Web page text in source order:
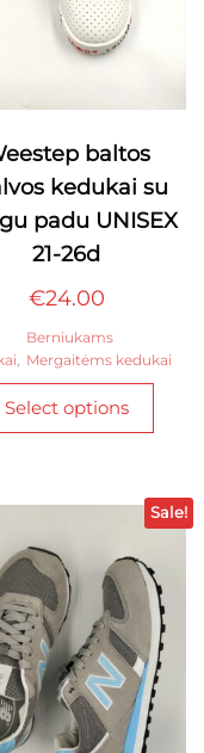
baltos
kedukai su
padu UNISEX
21-26d
€24.00
Berniukams
, Mergaitėms kedukai
Select options
This
The
may
be
on
the
Sale!